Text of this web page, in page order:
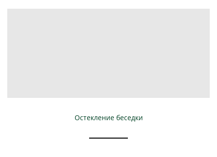
Остекление беседки